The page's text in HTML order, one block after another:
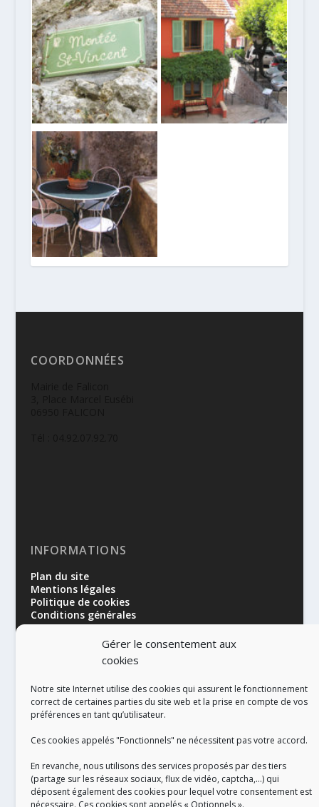
Gérer le consentement aux
cookies
Notre site Internet utilise des cookies qui assurent le fonctionnement
correct de certaines parties du site web et la prise en compte de vos
préférences en tant qu’utilisateur.
Ces cookies appelés "Fonctionnels" ne nécessitent pas votre accord.
En revanche, nous utilisons des services proposés par des tiers
(partage sur les réseaux sociaux, flux de vidéo, captcha,...) qui
déposent également des cookies pour lequel votre consentement est
COORDONNÉES
INFORMATIONS
Plan du site
Mentions légales
Politique de cookies
Conditions générales